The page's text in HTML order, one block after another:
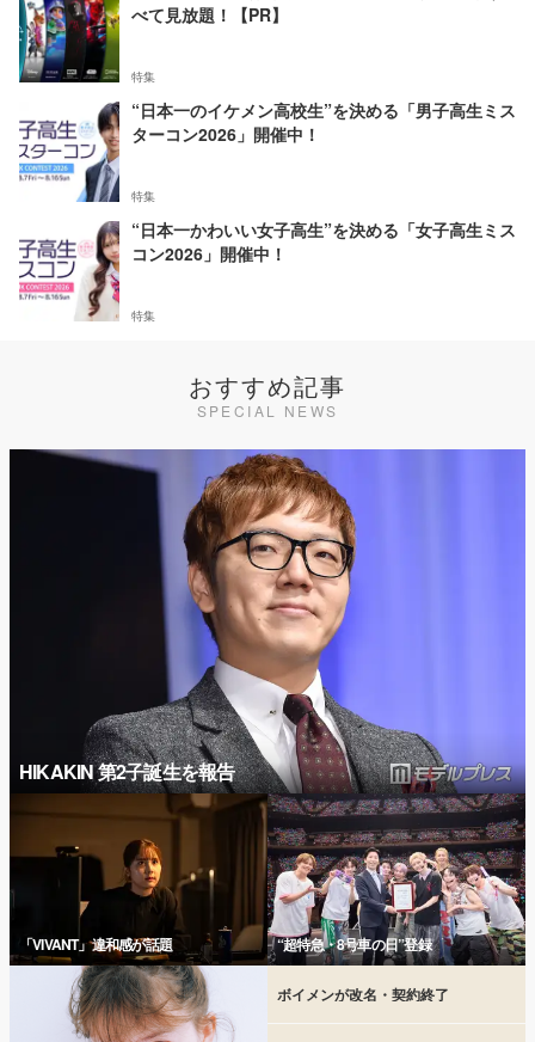
べて見放題！【PR】
特集
“日本一のイケメン高校生”を決める「男子高生ミス
ターコン2026」開催中！
特集
“日本一かわいい女子高生”を決める「女子高生ミス
コン2026」開催中！
特集
おすすめ記事
SPECIAL NEWS
HIKAKIN 第2子誕生を報告
「VIVANT」違和感が話題 “超特急・8号車の日”登録
ボイメンが改名・契約終了